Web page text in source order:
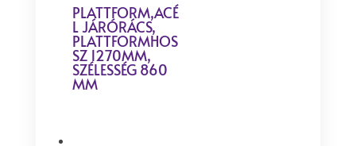
PLATTFORM,ACÉ
L JÁRÓRÁCS,
PLATTFORMHOS
SZ 1270MM,
SZÉLESSÉG 860
MM